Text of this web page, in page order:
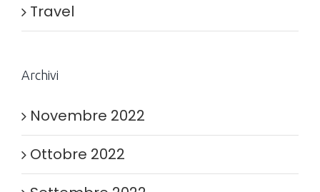
Travel
Archivi
Novembre 2022
Ottobre 2022